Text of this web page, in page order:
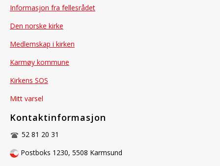
Informasjon fra fellesrådet
Den norske kirke
Medlemskap i kirken
Karmøy kommune
Kirkens SOS
Mitt varsel
Kontaktinformasjon
52 81 20 31
Postboks 1230, 5508 Karmsund